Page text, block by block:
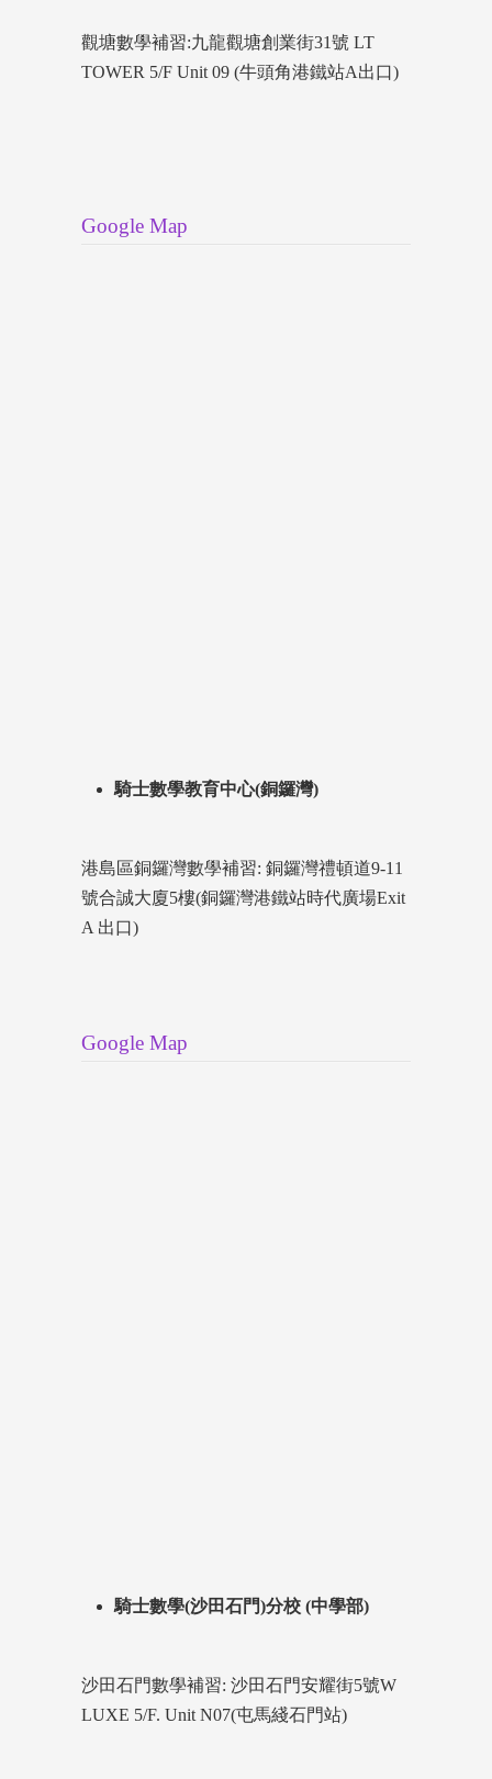
觀塘數學補習:九龍觀塘創業街31號 LT
TOWER 5/F Unit 09 (牛頭角港鐵站A出口)
Google Map
騎士數學教育中心(銅鑼灣)
港島區銅鑼灣數學補習: 銅鑼灣禮頓道9-11
號合誠大廈5樓(銅鑼灣港鐵站時代廣場Exit
A 出口)
Google Map
騎士數學(沙田石門)分校 (中學部)
沙田石門數學補習: 沙田石門安耀街5號W
LUXE 5/F. Unit N07(屯馬綫石門站)